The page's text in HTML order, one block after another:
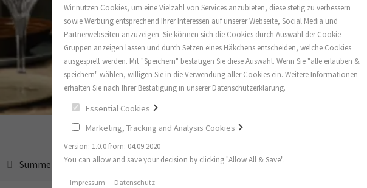
Summer Sale Terra
Wir nutzen Cookies, um eine Vielzahl von Services anzubieten, diese stetig zu verbessern
sowie Werbung entsprechend Ihrer Interessen auf unserer Webseite, Social Media und
Partnerwebseiten anzuzeigen. Sie können sich die Cookies durch Auswahl der Cookie-
Gruppen anzeigen lassen und durch Setzen eines Häkchens entscheiden, welche Cookies
ausgespielt werden. Mit "Speichern" bestätigen Sie diese Auswahl. Wenn Sie "alle erlauben &
speichern" wählen, willigen Sie in die Verwendung aller Cookies ein. Weitere Informationen
erhalten Sie nach Ihrer Bestätigung in unserer Datenschutzerklärung.
Essential Cookies
Marketing, Tracking and Analysis Cookies
Version: 1.0.0 from: 04.09.2020
You can allow and save your decision by clicking "Allow All & Save".
Impressum Datenschutz